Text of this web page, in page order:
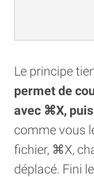
Le principe
permet de
avec ⌘X,
comme vous
fichier, ⌘X,
déplacé. Fini